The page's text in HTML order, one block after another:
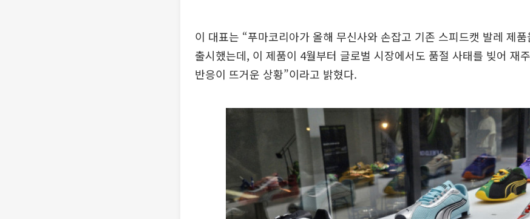
이 대표는 “푸마코리아가 올해 무신사와 손잡고 기존 스피드캣 발레 제
출시했는데, 이 제품이 4월부터 글로벌 시장에서도 품절 사태를 빚어 재
반응이 뜨거운 상황”이라고 밝혔다.